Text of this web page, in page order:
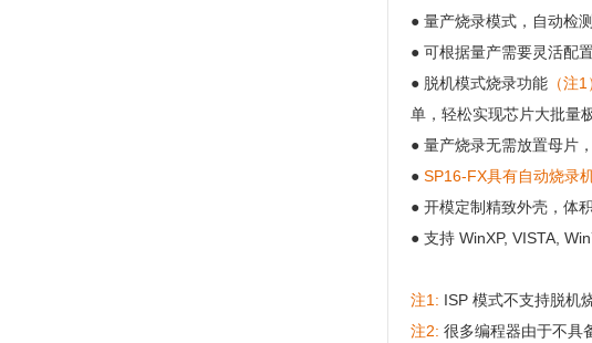
● 量产烧录模式，自动检
● 可根据量产需要灵活配
● 脱机模式烧录功能 （注1
单，轻松实现芯片大批量
● 量产烧录无需放置母片
● SP16-FX具有自动烧录
● 开模定制精致外壳，体
● 支持 WinXP, VISTA,
注1: ISP 模式不支持脱机
注2: 很多编程器由于不具